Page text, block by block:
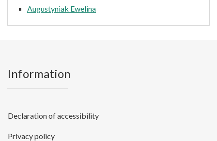
Augustyniak Ewelina
Information
Declaration of accessibility
Privacy policy